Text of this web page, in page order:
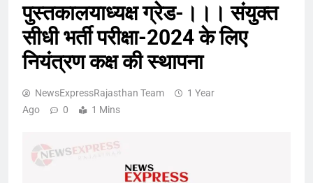
पुस्तकालयाध्यक्ष ग्रेड-।।। संयुक्त
सीधी भर्ती परीक्षा-2024 के लिए
नियंत्रण कक्ष की स्थापना
NewsExpressRajasthan Team
1 Year
Ago
0 1 Mins